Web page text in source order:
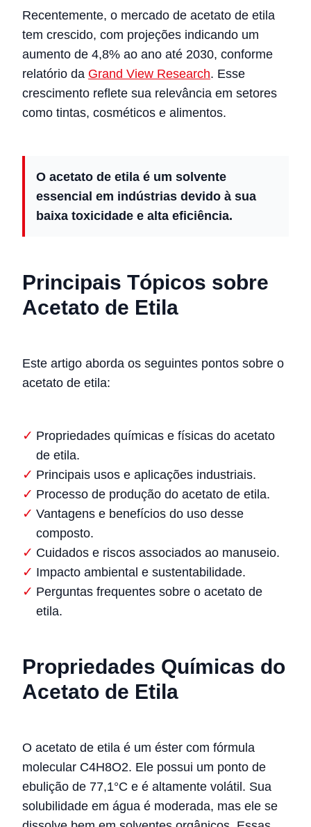
Recentemente, o mercado de acetato de etila
tem crescido, com projeções indicando um
aumento de 4,8% ao ano até 2030, conforme
relatório da Grand View Research. Esse
crescimento reflete sua relevância em setores
como tintas, cosméticos e alimentos.
O acetato de etila é um solvente
essencial em indústrias devido à sua
baixa toxicidade e alta eficiência.
Principais Tópicos sobre
Acetato de Etila
Este artigo aborda os seguintes pontos sobre o
acetato de etila:
Propriedades químicas e físicas do acetato
de etila.
Principais usos e aplicações industriais.
Processo de produção do acetato de etila.
Vantagens e benefícios do uso desse
composto.
Cuidados e riscos associados ao manuseio.
Impacto ambiental e sustentabilidade.
Perguntas frequentes sobre o acetato de
etila.
Propriedades Químicas do
Acetato de Etila
O acetato de etila é um éster com fórmula
molecular C4H8O2. Ele possui um ponto de
ebulição de 77,1°C e é altamente volátil. Sua
solubilidade em água é moderada, mas ele se